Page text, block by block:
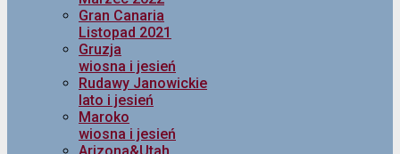
Gran Canaria
Listopad 2021
Gruzja
wiosna i jesień
Rudawy Janowickie
lato i jesień
Maroko
wiosna i jesień